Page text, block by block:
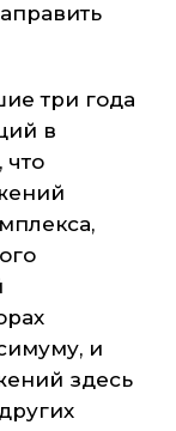
три года
в
что
и
здесь